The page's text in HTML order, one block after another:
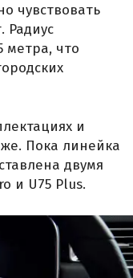
чувствовать
Радиус
метра, что
и
Пока линейка
двумя
и U75 Plus.